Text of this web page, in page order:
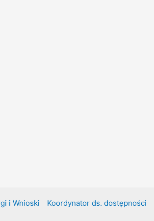
i Wnioski Koordynator ds. dostępności